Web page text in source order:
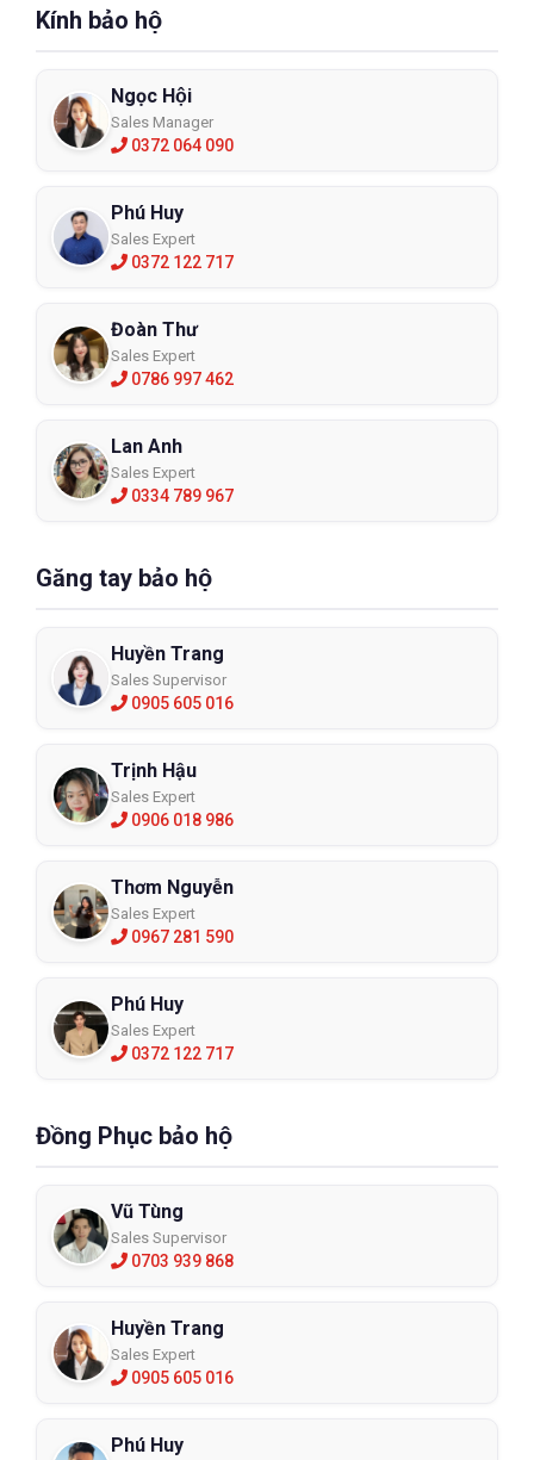
Kính bảo hộ
Ngọc Hội
Sales Manager
0372 064 090
Phú Huy
Sales Expert
0372 122 717
Đoàn Thư
Sales Expert
0786 997 462
Lan Anh
Sales Expert
0334 789 967
Găng tay bảo hộ
Huyền Trang
Sales Supervisor
0905 605 016
Trịnh Hậu
Sales Expert
0906 018 986
Thơm Nguyễn
Sales Expert
0967 281 590
Phú Huy
Sales Expert
0372 122 717
Đồng Phục bảo hộ
Vũ Tùng
Sales Supervisor
0703 939 868
Huyền Trang
Sales Expert
0905 605 016
Phú Huy